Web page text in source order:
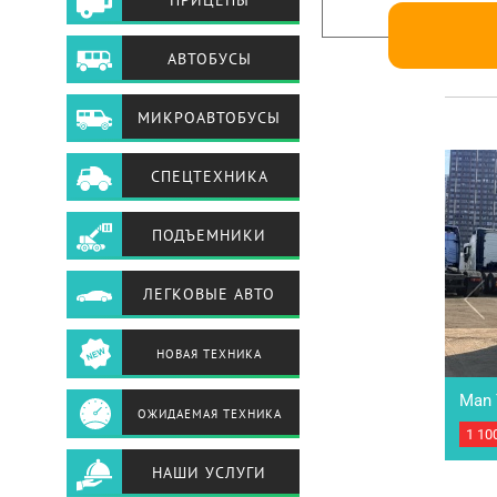
Man
1
АВТОБУСЫ
МИКРОАВТОБУСЫ
СПЕЦТЕХНИКА
ПОДЪЕМНИКИ
ЛЕГКОВЫЕ АВТО
НОВАЯ ТЕХНИКА
ОЖИДАЕМАЯ ТЕХНИКА
НАШИ УСЛУГИ